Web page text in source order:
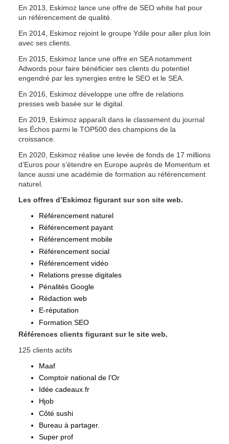
En 2013, Eskimoz lance une offre de SEO white hat pour
un référencement de qualité.
En 2014, Eskimoz rejoint le groupe Ydile pour aller plus loin
avec ses clients.
En 2015, Eskimoz lance une offre en SEA notamment
Adwords pour faire bénéficier ses clients du potentiel
engendré par les synergies entre le SEO et le SEA.
En 2016, Eskimoz développe une offre de relations
presses web basée sur le digital.
En 2019, Eskimoz apparaît dans le classement du journal
les Échos parmi le TOP500 des champions de la
croissance.
En 2020, Eskimoz réalise une levée de fonds de 17 millions
d’Euros pour s’étendre en Europe auprès de Momentum et
lance aussi une académie de formation au référencement
naturel.
Les offres d’Eskimoz figurant sur son site web.
Référencement naturel
Référencement payant
Référencement mobile
Référencement social
Référencement vidéo
Relations presse digitales
Pénalités Google
Rédaction web
E-réputation
Formation SEO
Références clients figurant sur le site web.
125 clients actifs
Maaf
Comptoir national de l’Or
Idée cadeaux.fr
Hjob
Côté sushi
Bureau à partager.
Super prof